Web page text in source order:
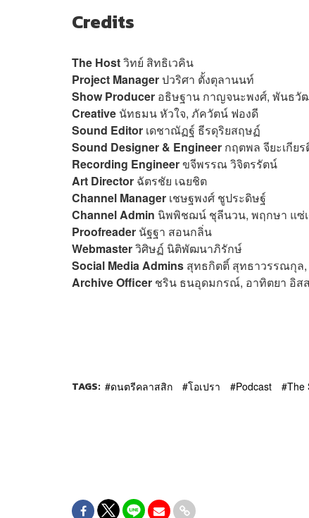
Credits
The Hostวิทย์ สิทธิเวคิน
Project Managerปวริศา ตั้งตุลานนท์
Show Producer อธิษฐาน กาญจนะพงศ์, พันธวั
Creative นัทธมน หัวใจ, ภัควั
Sound Editor เดชาณัฏฐ์ ธีรดุริยสฤษฏ์
Sound Designer & Engineer กฤตพล จียะเกียร
Recording Engineerขจีพรรณ วิจิตรรัตน์
Art Director ฉัตรชัย เฉยชิต
Channel Manager เชษฐพงศ์ ชูประดิษฐ์
Channel Admin นิพพิชฌน์ ชุลีนวน, พฤกษา แซ่
Proofreader นัฐฐา สอนกลิ่น
Webmasterวิศิษฏ์ นิติพัฒนาภิรักษ์
Social Media Admins สุทธกิตติ์​ สุทธาวรรณกุ
Archive Officer ชริน ธนอุดมกรณ์, อาทิตยา อิส
TAGS: ดนตรีคลาสสิก โอเปรา Podcast The